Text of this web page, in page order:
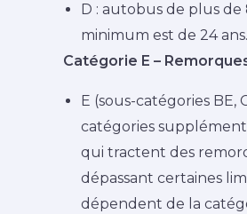
D : autobus de plus de
minimum est de 24 ans.
Catégorie E –
E (sous-catégories BE,
catégories
qui tractent des
dépassant certaines
dépendent de la